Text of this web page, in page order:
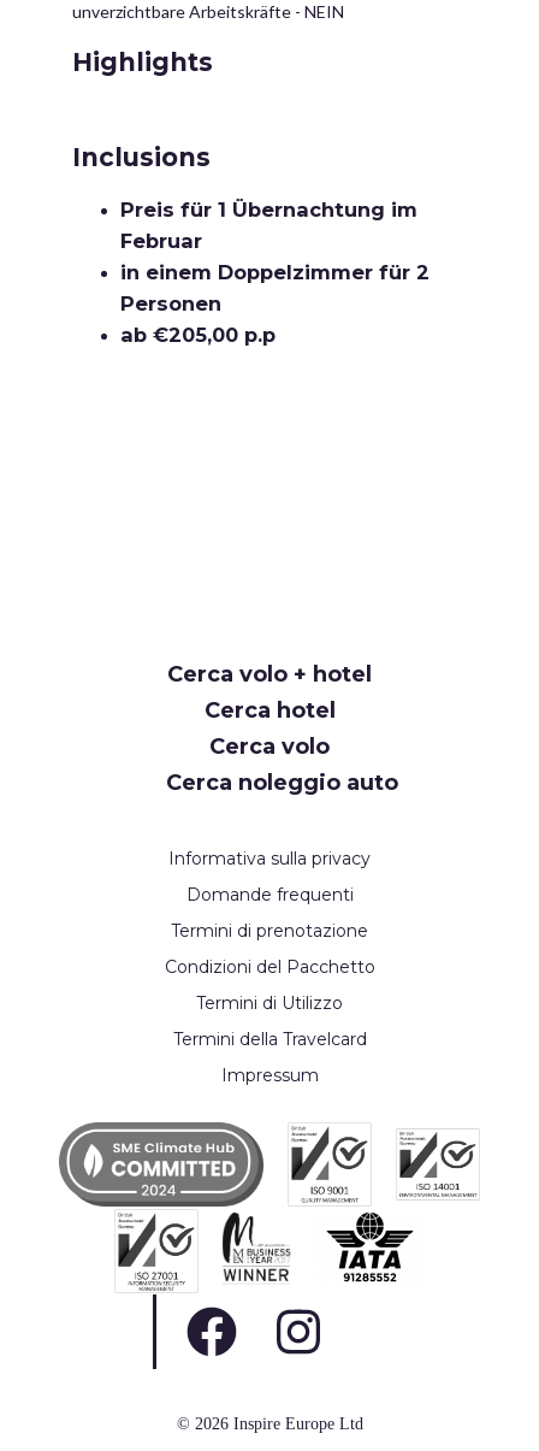
unverzichtbare Arbeitskräfte - NEIN
Highlights
Inclusions
Preis für 1 Übernachtung im
Februar
in einem Doppelzimmer für 2
Personen
ab €205,00 p.p
Cerca volo + hotel
Cerca hotel
Cerca volo
Cerca noleggio auto
Informativa sulla privacy
Domande frequenti
Termini di prenotazione
Condizioni del Pacchetto
Termini di Utilizzo
Termini della Travelcard
Impressum
© 2026 Inspire Europe Ltd